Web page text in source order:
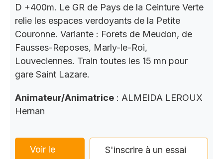
D +400m. Le GR de Pays de la Ceinture Verte
relie les espaces verdoyants de la Petite
Couronne. Variante : Forets de Meudon, de
Fausses-Reposes, Marly-le-Roi,
Louveciennes. Train toutes les 15 mn pour
gare Saint Lazare.
Animateur/Animatrice : ALMEIDA LEROUX
Hernan
Voir le
S'inscrire à un essai